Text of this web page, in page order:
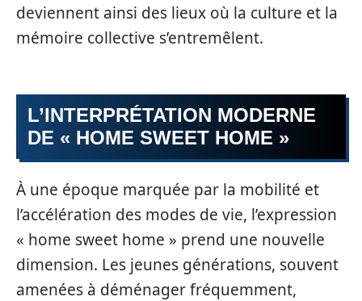
deviennent ainsi des lieux où la culture et la
mémoire collective s’entremêlent.
L’INTERPRÉTATION MODERNE
DE « HOME SWEET HOME »
À une époque marquée par la mobilité et
l’accélération des modes de vie, l’expression
« home sweet home » prend une nouvelle
dimension. Les jeunes générations, souvent
amenées à déménager fréquemment,